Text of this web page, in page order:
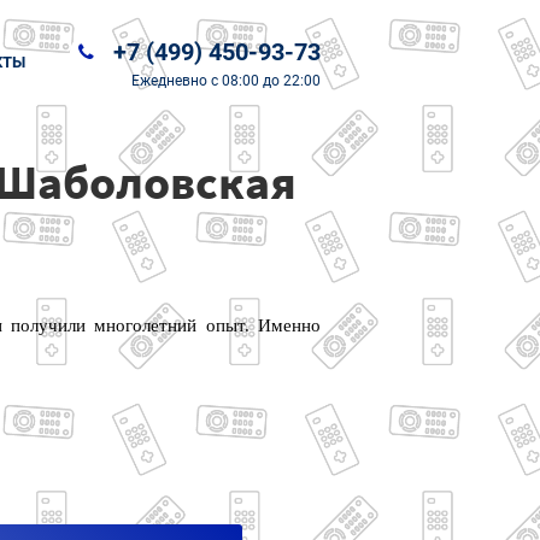
+7 (499) 450-93-73
Ежедневно с 08:00 до 22:00
получили многолетний опыт. Именно